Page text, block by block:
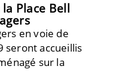
Place Bell
en voie de
seront accueillis
sur la